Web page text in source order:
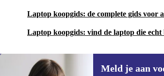
Laptop koopgids: de complete gids voor
Laptop koopgids: vind de laptop die echt
Meld je aan